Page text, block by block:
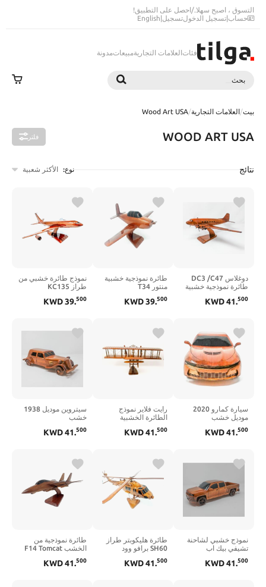
التسوق ، اصبح سهلا./احصل على التطبيق!
حساب|تسجيل الدخولتسجيل|
English
فئات العلامات التجاريةمبيعاتمدونة
بحث
بيت/ العلامات التجارية/
Wood Art USA
WOOD ART USA فلتر
نتائج نوع: الأكثر شعبية
دوغلاس DC3 /C47
طائرة نموذجية خشبية
KWD41.500
طائرة نموذجية خشبية
منتور T34
KWD39.500
نموذج طائرة خشبي من
طراز KC135
KWD39.500
سيارة كمارو 2020
موديل خشب
KWD41.500
رايت فلاير نموذج
الطائرة الخشبية
KWD41.500
سيتروين موديل 1938
خشب
KWD41.500
نموذج خشبي لشاحنة
تشيفي بيك اب
KWD41.500
طائرة هليكوبتر طراز
SH60 برافو وود
KWD41.500
طائرة نموذجية من
الخشب F14 Tomcat
KWD41.500